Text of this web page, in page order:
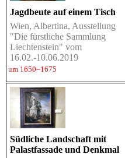
Jagdbeute auf einem Tisch
Wien, Albertina, Ausstellung
"Die fürstliche Sammlung
Liechtenstein" vom
16.02.-10.06.2019
um 1650–1675
Südliche Landschaft mit
Palastfassade und Denkmal